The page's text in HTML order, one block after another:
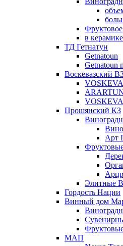
Фруктовое
в керамике
ТД Гетнатун
Getnatoun
Getnatoun
Воскевазский
Прошянский КЗ
Арт
Элитные
Гордость Нации
Винный дом
МАП